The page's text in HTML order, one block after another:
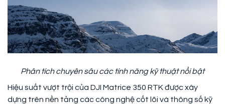
Phân tích chuyên sâu các tính năng kỹ thuật nổi bật
Hiệu suất vượt trội của DJI Matrice 350 RTK được xây
dựng trên nền tảng các công nghệ cốt lõi và thông số kỹ